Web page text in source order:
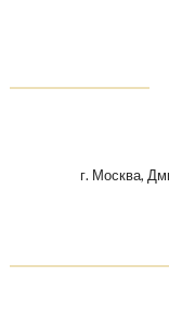
г. Москва,